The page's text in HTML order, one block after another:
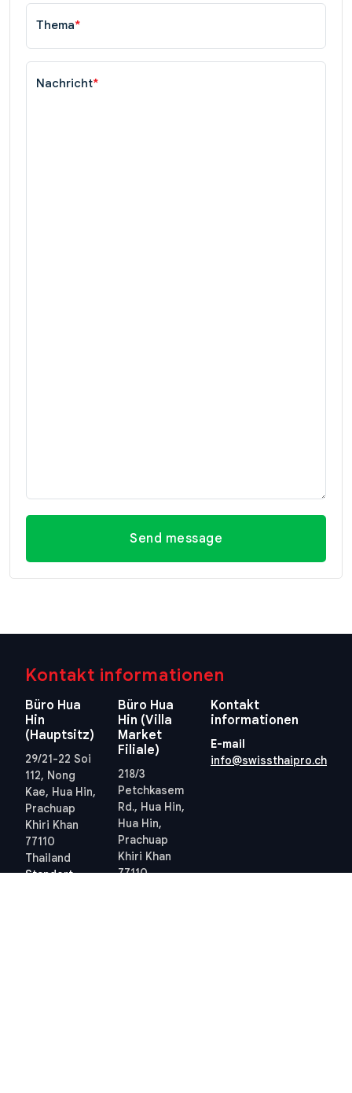
Thema*
Nachricht*
Send message
Kontakt informationen
Büro Hua
Hin
(Hauptsitz)
29/21-22 Soi
112, Nong
Kae, Hua Hin,
Prachuap
Khiri Khan
77110
Thailand
Standort
Büro Hua
Hin (Villa
Market
Filiale)
218/3
Petchkasem
Rd., Hua Hin,
Hua Hin,
Prachuap
Khiri Khan
77110
Kontakt
informationen
E-mail
info@swissthaipro.ch